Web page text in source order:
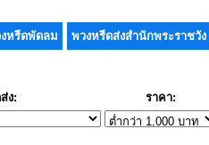
หรีดพัดลม พวงหรีดส่งสำนักพระราชวัง
ง: ราคา: